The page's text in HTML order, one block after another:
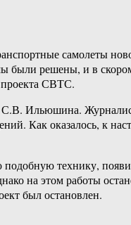
самолеты
были решены, и в
проекта СВТС.
Ильюшина.
Как оказалось, к
технику,
на этом работы
был остановлен.